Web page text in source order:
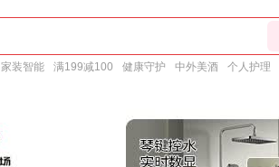
家装智能 满199减100 健康守护 中外美酒 个人护理